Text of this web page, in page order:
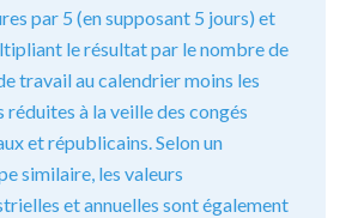
par 5 (en supposant 5 jours) et
le résultat par le nombre de
travail au calendrier moins les
réduites à la veille des congés
et républicains. Selon un
similaire, les valeurs
et annuelles sont également